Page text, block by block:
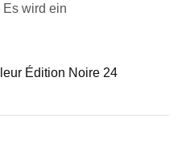
wird ein
Édition Noire 24